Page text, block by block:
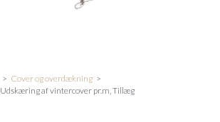
> Cover og overdækning >
Udskæring af vintercover pr.m‚ Tillæg